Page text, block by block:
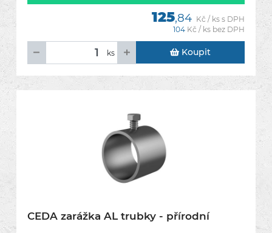
125,84 Kč / ks s DPH
104 Kč / ks bez DPH
ks Koupit
CEDA zarážka AL trubky - přírodní